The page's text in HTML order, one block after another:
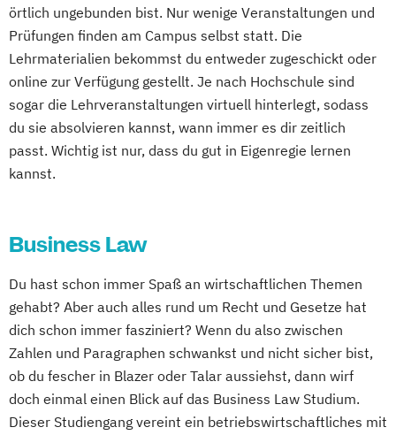
örtlich ungebunden bist. Nur wenige Veranstaltungen und
Prüfungen finden am Campus selbst statt. Die
Lehrmaterialien bekommst du entweder zugeschickt oder
online zur Verfügung gestellt. Je nach Hochschule sind
sogar die Lehrveranstaltungen virtuell hinterlegt, sodass
du sie absolvieren kannst, wann immer es dir zeitlich
passt. Wichtig ist nur, dass du gut in Eigenregie lernen
kannst.
Business Law
Du hast schon immer Spaß an wirtschaftlichen Themen
gehabt? Aber auch alles rund um Recht und Gesetze hat
dich schon immer fasziniert? Wenn du also zwischen
Zahlen und Paragraphen schwankst und nicht sicher bist,
ob du fescher in Blazer oder Talar aussiehst, dann wirf
doch einmal einen Blick auf das Business Law Studium.
Dieser Studiengang vereint ein betriebswirtschaftliches mit